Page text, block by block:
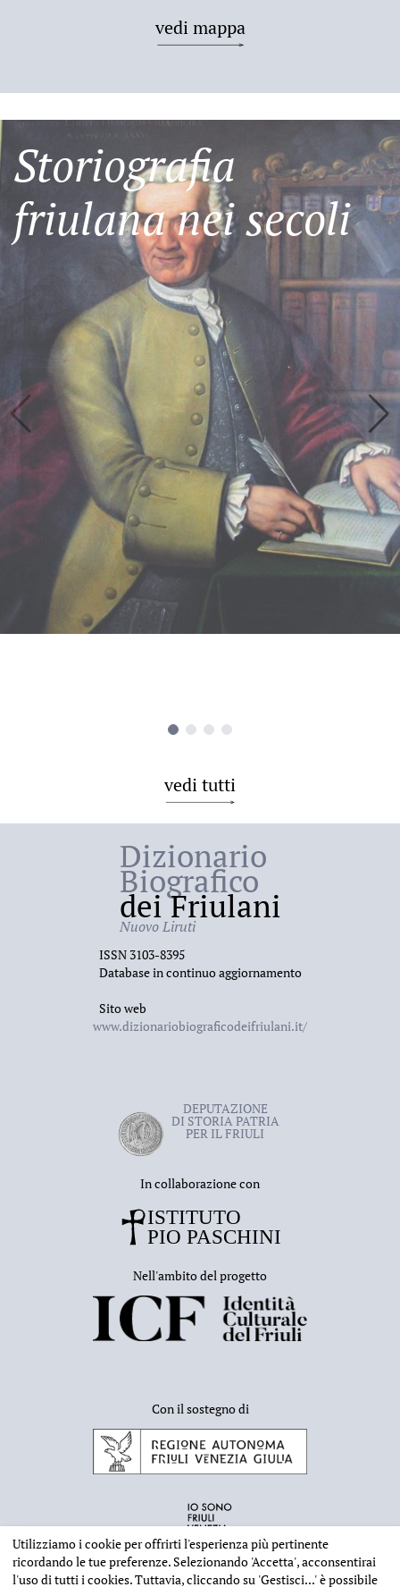
Friulani
vedi mappa
Storiografia
friulana nei secoli
vedi tutti
Dizionario
Biografico
dei Friulani
Nuovo Liruti
ISSN 3103-8395
Database in continuo aggiornamento
Sito web
www.dizionariobiograficodeifriulani.it/
DEPUTAZIONE
DI STORIA PATRIA
PER IL FRIULI
In collaborazione con
Nell'ambito del progetto
Con il sostegno di
Utilizziamo i cookie per offrirti l'esperienza più pertinente
ricordando le tue preferenze. Selezionando 'Accetta', acconsentirai
l'uso di tutti i cookies. Tuttavia, cliccando su 'Gestisci...'è possibile